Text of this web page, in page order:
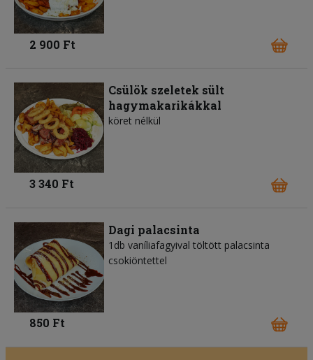
2 900 Ft
Csülök szeletek sült
hagymakarikákkal
köret nélkül
3 340 Ft
Dagi palacsinta
1db vaníliafagyival töltött palacsinta
csokiöntettel
850 Ft